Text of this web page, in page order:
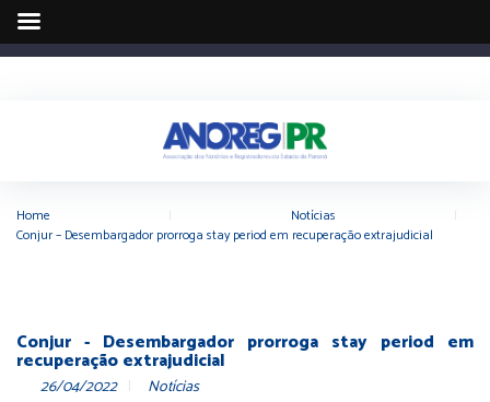
Home Notícias
Conjur – Desembargador prorroga stay period em recuperação extrajudicial
Conjur - Desembargador prorroga stay period em
recuperação extrajudicial
26/04/2022 Notícias